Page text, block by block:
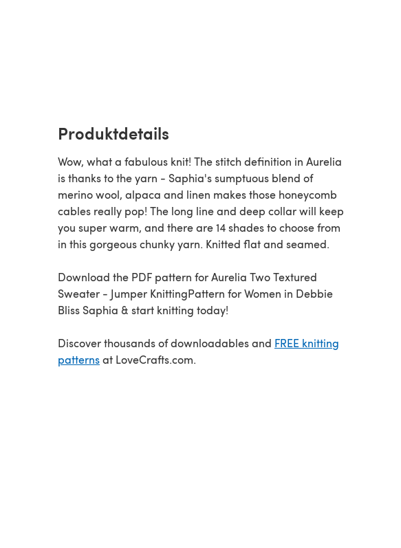
Produktdetails
Wow, what a fabulous knit! The stitch definition in Aurelia
is thanks to the yarn - Saphia's sumptuous blend of
merino wool, alpaca and linen makes those honeycomb
cables really pop! The long line and deep collar will keep
you super warm, and there are 14 shades to choose from
in this gorgeous chunky yarn. Knitted flat and seamed.
Download the PDF pattern for Aurelia Two Textured
Sweater - Jumper KnittingPattern for Women in Debbie
Bliss Saphia & start knitting today!
Discover thousands of downloadables and FREE knitting
patternsat LoveCrafts.com.